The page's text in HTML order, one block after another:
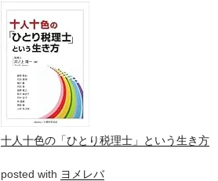
十人十色の「ひとり税理士」という生き方
posted with ヨメレバ